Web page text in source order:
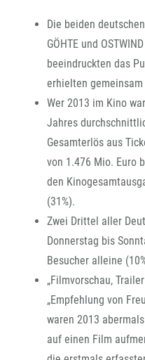
Die beiden
GÖHTE und
beeindruckten das
erhielten
Wer 2013 im Kino
Jahres
Gesamterlös aus
von 1.476 Mio. Euro
den
(31%).
Zwei Drittel aller
Donnerstag bis
Besucher alleine
„Filmvorschau,
„Empfehlung von
waren 2013
auf einen Film